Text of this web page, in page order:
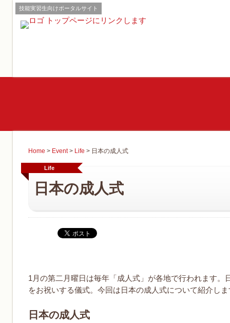
技能実習生向けポータルサイト
Home > Event> Life > 日本の成人式
Life
日本の成人式
1月の第二月曜日は毎年「成人式」が各地で行われます
をお祝いする儀式。今回は日本の成人式について紹介し
日本の成人式